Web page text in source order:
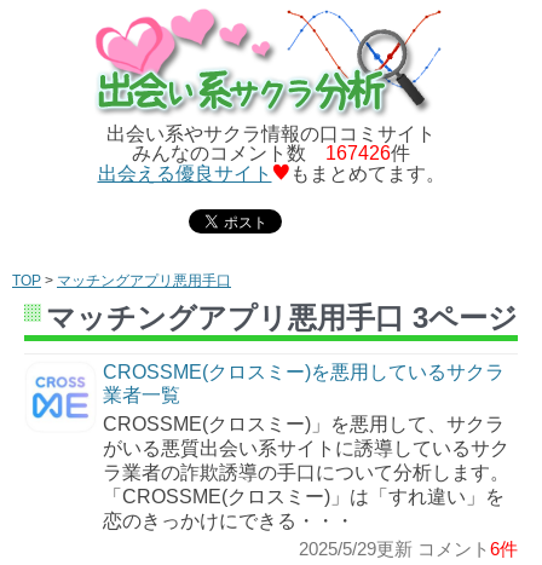
出会い系やサクラ情報の口コミサイト
みんなのコメント数 167426件
出会える優良サイト
もまとめてます。
TOP > マッチングアプリ悪用手口
マッチングアプリ悪用手口 3ページ
CROSSME(クロスミー)を悪用しているサクラ
業者一覧
CROSSME(クロスミー)」を悪用して、サクラ
がいる悪質出会い系サイトに誘導しているサク
ラ業者の詐欺誘導の手口について分析します。
「CROSSME(クロスミー)」は「すれ違い」を
恋のきっかけにできる・・・
2025/5/29更新 コメント 6件